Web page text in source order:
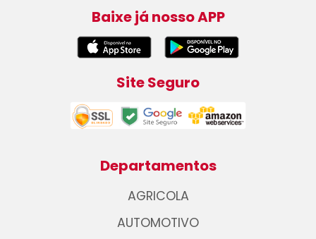
Baixe já nosso APP
Site Seguro
Departamentos
AGRICOLA
AUTOMOTIVO